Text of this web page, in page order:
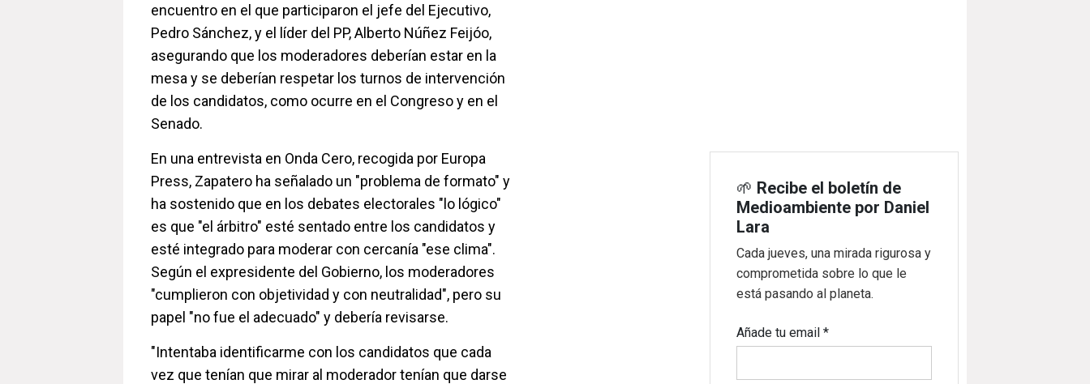
encuentro en el que participaron el jefe del Ejecutivo,
Pedro Sánchez, y el líder del PP, Alberto Núñez Feijóo,
asegurando que los moderadores deberían estar en la
mesa y se deberían respetar los turnos de intervención
de los candidatos, como ocurre en el Congreso y en el
Senado.
En una entrevista en Onda Cero, recogida por Europa
Press, Zapatero ha señalado un "problema de formato" y
ha sostenido que en los debates electorales "lo lógico"
es que "el árbitro" esté sentado entre los candidatos y
esté integrado para moderar con cercanía "ese clima".
Según el expresidente del Gobierno, los moderadores
"cumplieron con objetividad y con neutralidad", pero su
papel "no fue el adecuado" y debería revisarse.
"Intentaba identificarme con los candidatos que cada
vez que tenían que mirar al moderador tenían que darse
🌱 Recibe el boletín de
Medioambiente por Daniel
Lara
Cada jueves, una mirada rigurosa y
comprometida sobre lo que le
está pasando al planeta.
Añade tu email*